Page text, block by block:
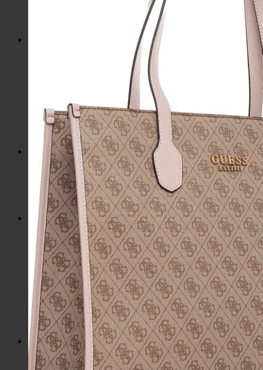
Slnečné okuliare
Hrnčeky a poháre s potlačou
Darčekové poukážky
Mikiny a svetre
Nohavice a tepláky
Pánska obuv
Spodné prádlo
Pánske doplnky
Detská móda
0 – 3 roky
4-7 rokov
8-13 rokov
14-18 rokov
Detské doplnky
Dámska móda na každý deň
Bundy
Saká / Kabáty
Košele / Blúzky
Mikiny / Svetre
Nohavice / Tepláky
Sukne / Kraťasy
Súpravy
Tričká
Šaty
Doplnky
Bazárová ponuka
Dámske
Detské